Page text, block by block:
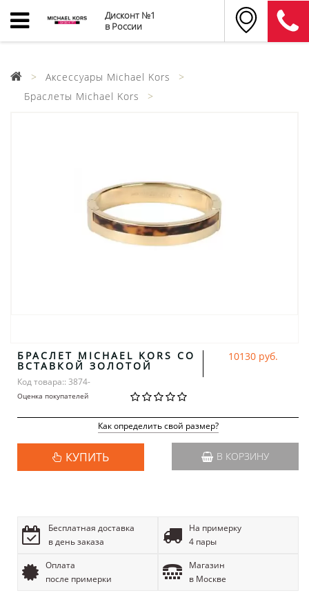
Дисконт №1
в России
Аксессуары Michael Kors
Браслеты Michael Kors
БРАСЛЕТ MICHAEL KORS СО
ВСТАВКОЙ ЗОЛОТОЙ
Код товара:: 3874-
Оценка покупателей
10130 руб.
Как определить свой размер?
КУПИТЬ В КОРЗИНУ
Бесплатная доставка
в день заказа
На примерку
4 пары
Оплата
после примерки
Магазин
в Москве